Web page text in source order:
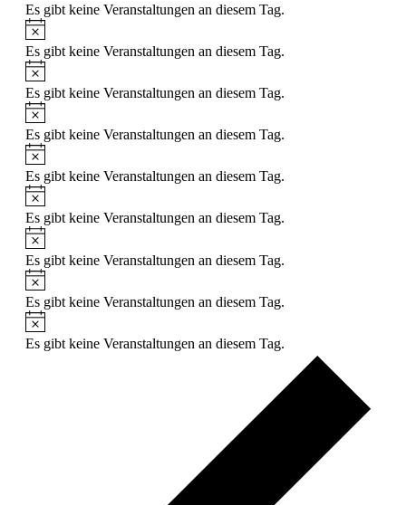
Es gibt keine Veranstaltungen an diesem Tag.
Hinweis
Es gibt keine Veranstaltungen an diesem Tag.
Hinweis
Es gibt keine Veranstaltungen an diesem Tag.
Hinweis
Es gibt keine Veranstaltungen an diesem Tag.
Hinweis
Es gibt keine Veranstaltungen an diesem Tag.
Hinweis
Es gibt keine Veranstaltungen an diesem Tag.
Hinweis
Es gibt keine Veranstaltungen an diesem Tag.
Hinweis
Es gibt keine Veranstaltungen an diesem Tag.
Hinweis
Es gibt keine Veranstaltungen an diesem Tag.